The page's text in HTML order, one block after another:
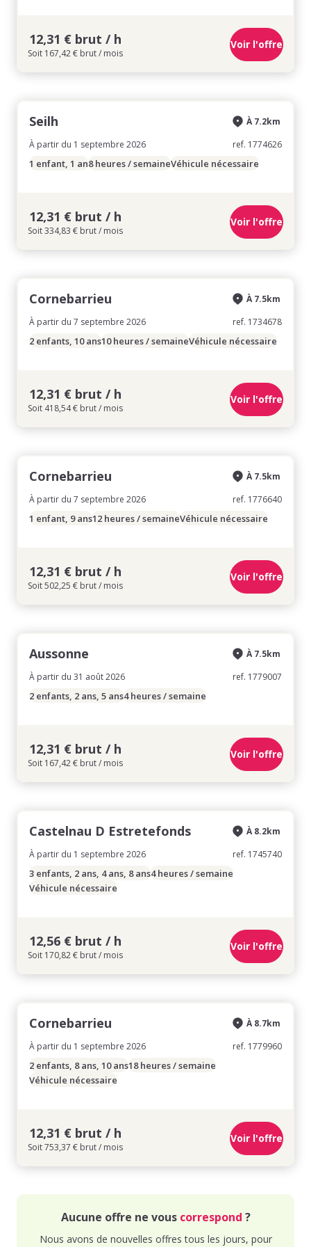
12,31 € brut / h
Soit 167,42 € brut / mois
Voir l'offre
Seilh
À partir du 1 septembre 2026
À 7.2km
ref. 1774626
1 enfant, 1 an8 heures / semaineVéhicule nécessaire
12,31 € brut / h
Soit 334,83 € brut / mois
Voir l'offre
Cornebarrieu
À partir du 7 septembre 2026
À 7.5km
ref. 1734678
2 enfants, 10 ans10 heures / semaineVéhicule nécessaire
12,31 € brut / h
Soit 418,54 € brut / mois
Voir l'offre
Cornebarrieu
À partir du 7 septembre 2026
À 7.5km
ref. 1776640
1 enfant, 9 ans12 heures / semaineVéhicule nécessaire
12,31 € brut / h
Soit 502,25 € brut / mois
Voir l'offre
Aussonne
À partir du 31 août 2026
À 7.5km
ref. 1779007
2 enfants, 2 ans, 5 ans4 heures / semaine
12,31 € brut / h
Soit 167,42 € brut / mois
Voir l'offre
Castelnau D Estretefonds
À partir du 1 septembre 2026
À 8.2km
ref. 1745740
3 enfants, 2 ans, 4 ans, 8 ans4 heures / semaine
Véhicule nécessaire
12,56 € brut / h
Soit 170,82 € brut / mois
Voir l'offre
Cornebarrieu
À partir du 1 septembre 2026
À 8.7km
ref. 1779960
2 enfants, 8 ans, 10 ans18 heures / semaine
Véhicule nécessaire
12,31 € brut / h
Soit 753,37 € brut / mois
Voir l'offre
Aucune offre ne vous correspond ?
Nous avons de nouvelles offres tous les jours, pour